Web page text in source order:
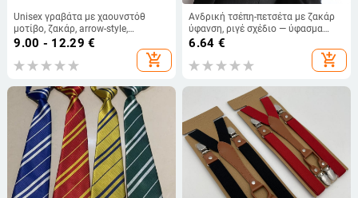
Unisex γραβάτα με χαουνστόθ
μοτίβο, ζακάρ, arrow-style,
γεωμετρικός σχεδιασμός,
9.00 - 12.29 €
add_shopping_cart
Ανδρική τσέπη-πετσέτα με ζακάρ
ύφανση, ριγέ σχέδιο — ύφασμα
πολυεστερικού μείγματος,
6.64 €
add_shopping_cart